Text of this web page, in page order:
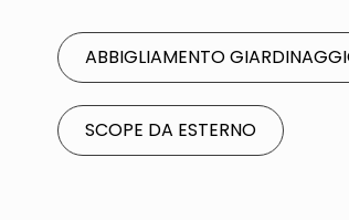
ABBIGLIAMENTO
SCOPE DA ESTERNO